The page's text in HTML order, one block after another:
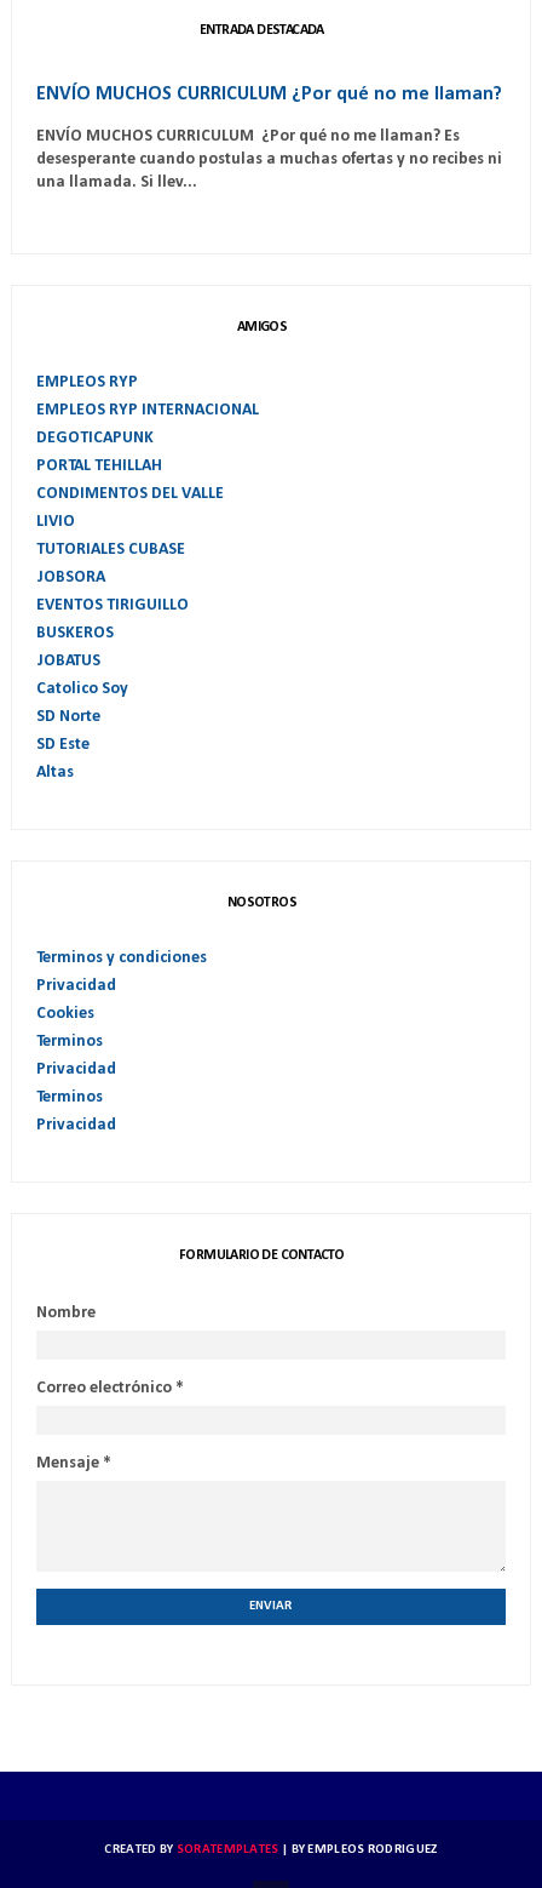
ENTRADA DESTACADA
ENVÍO MUCHOS CURRICULUM ¿Por qué no me llaman?
ENVÍO MUCHOS CURRICULUM ¿Por qué no me llaman? Es
desesperante cuando postulas a muchas ofertas y no recibes ni
una llamada. Si llev...
AMIGOS
EMPLEOS RYP
EMPLEOS RYP INTERNACIONAL
DEGOTICAPUNK
PORTAL TEHILLAH
CONDIMENTOS DEL VALLE
LIVIO
TUTORIALES CUBASE
JOBSORA
EVENTOS TIRIGUILLO
BUSKEROS
JOBATUS
Catolico Soy
SD Norte
SD Este
Altas
NOSOTROS
Terminos y condiciones
Privacidad
Cookies
Terminos
Privacidad
Terminos
Privacidad
FORMULARIO DE CONTACTO
Nombre
Correo electrónico *
Mensaje *
CREATED BY SORATEMPLATES | BYEMPLEOS RODRIGUEZ